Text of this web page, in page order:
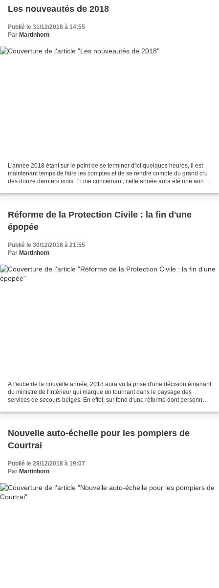
Les nouveautés de 2018
Publié le 31/12/2018 à 14:55
Par Martinhorn
L'année 2018 étant sur le point de se terminer d'ici quelques heures, il est
maintenant temps de faire les comptes et de se rendre compte du grand cru
des douze derniers mois. Et me concernant, cette année aura été une année
Réforme de la Protection Civile : la fin d'une
épopée
Publié le 30/12/2018 à 21:55
Par Martinhorn
A l'aube de la nouvelle année, 2018 aura vu la prise d'une décision émanant
du ministre de l'intérieur qui marque un tournant dans le paysage des
services de secours belges. En effet, sur fond d'une réforme dont personne
Nouvelle auto-échelle pour les pompiers de
Courtrai
Publié le 28/12/2018 à 19:07
Par Martinhorn